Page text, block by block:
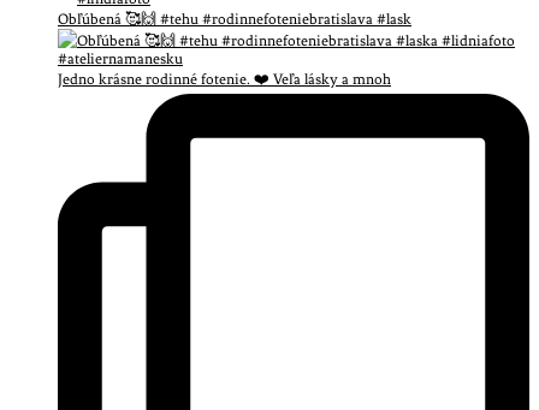
Obľúbená 🥰🙌 #tehu #rodinnefoteniebratislava #lask
Jedno krásne rodinné fotenie. ❤️ Veľa lásky a mnoh